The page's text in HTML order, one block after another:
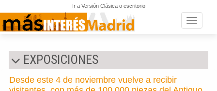
Ir a Versión Clásica o escritorio
Toggle
EXPOSICIONES
Desde este 4 de noviembre vuelve a recibir